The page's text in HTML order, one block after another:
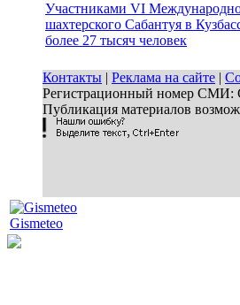
Участниками VI
шахтерского Сабантуя в
более 27 тысяч человек
Контакты | Реклама на сайте |
Регистрационный номер СМИ:
Публикация материалов
Gismeteo